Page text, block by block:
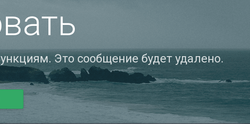
Это сообщение будет удалено.